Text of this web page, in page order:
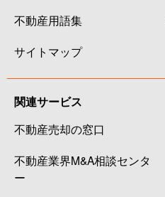
不動産用語集
サイトマップ
関連サービス
不動産売却の窓口
不動産業界M&A相談センタ
ー